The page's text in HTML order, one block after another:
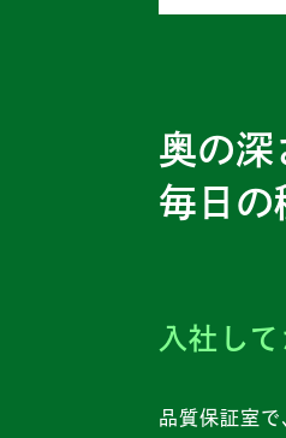
奥の深
毎日の
入社し
品質保証室